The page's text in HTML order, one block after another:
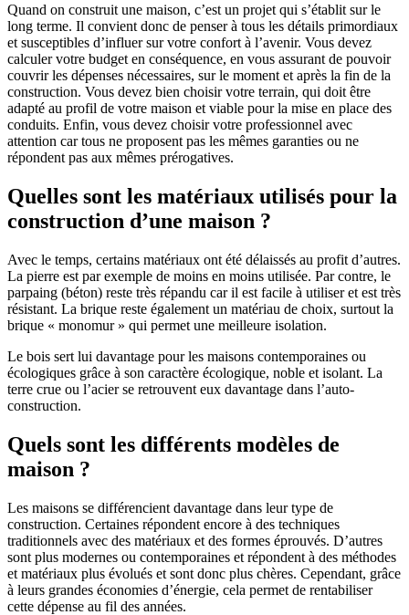
Quand on construit une maison, c’est un projet qui s’établit sur le
long terme. Il convient donc de penser à tous les détails primordiaux
et susceptibles d’influer sur votre confort à l’avenir. Vous devez
calculer votre budget en conséquence, en vous assurant de pouvoir
couvrir les dépenses nécessaires, sur le moment et après la fin de la
construction. Vous devez bien choisir votre terrain, qui doit être
adapté au profil de votre maison et viable pour la mise en place des
conduits. Enfin, vous devez choisir votre professionnel avec
attention car tous ne proposent pas les mêmes garanties ou ne
répondent pas aux mêmes prérogatives.
Quelles sont les matériaux utilisés pour la
construction d’une maison ?
Avec le temps, certains matériaux ont été délaissés au profit d’autres.
La pierre est par exemple de moins en moins utilisée. Par contre, le
parpaing (béton) reste très répandu car il est facile à utiliser et est très
résistant. La brique reste également un matériau de choix, surtout la
brique « monomur » qui permet une meilleure isolation.
Le bois sert lui davantage pour les maisons contemporaines ou
écologiques grâce à son caractère écologique, noble et isolant. La
terre crue ou l’acier se retrouvent eux davantage dans l’auto-
construction.
Quels sont les différents modèles de
maison ?
Les maisons se différencient davantage dans leur type de
construction. Certaines répondent encore à des techniques
traditionnels avec des matériaux et des formes éprouvés. D’autres
sont plus modernes ou contemporaines et répondent à des méthodes
et matériaux plus évolués et sont donc plus chères. Cependant, grâce
à leurs grandes économies d’énergie, cela permet de rentabiliser
cette dépense au fil des années.